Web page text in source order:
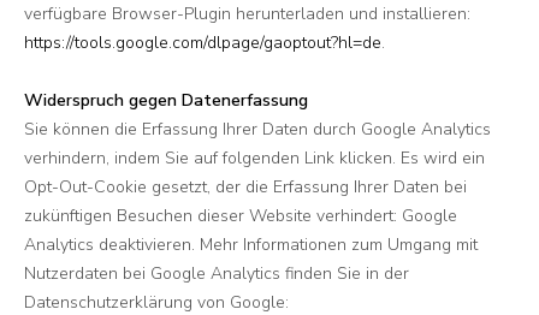
verfügbare Browser-Plugin herunterladen und installieren:
https://tools.google.com/dlpage/gaoptout?hl=de.
Widerspruch gegen Datenerfassung
Sie können die Erfassung Ihrer Daten durch Google Analytics
verhindern, indem Sie auf folgenden Link klicken. Es wird ein
Opt-Out-Cookie gesetzt, der die Erfassung Ihrer Daten bei
zukünftigen Besuchen dieser Website verhindert: Google
Analytics deaktivieren. Mehr Informationen zum Umgang mit
Nutzerdaten bei Google Analytics finden Sie in der
Datenschutzerklärung von Google: